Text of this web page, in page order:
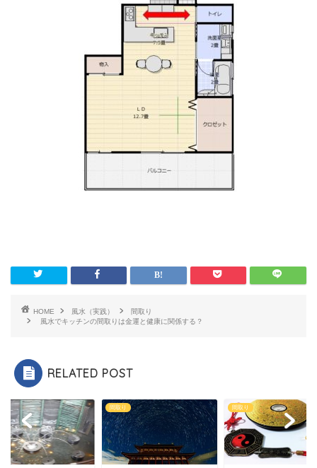
HOME 風水（実践）
間取り
風水でキッチンの間取りは金運と健康に関係する？
RELATED POST
間取り 間取り